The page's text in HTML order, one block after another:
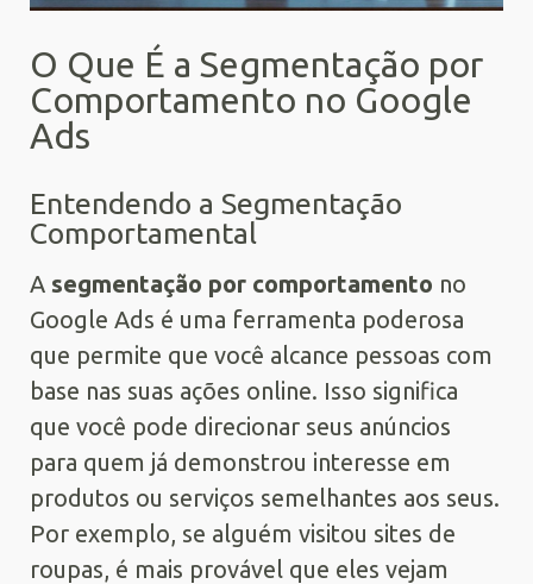
O Que É a Segmentação por
Comportamento no Google
Ads
Entendendo a Segmentação
Comportamental
A segmentação por comportamento no
Google Ads é uma ferramenta poderosa
que permite que você alcance pessoas com
base nas suas ações online. Isso significa
que você pode direcionar seus anúncios
para quem já demonstrou interesse em
produtos ou serviços semelhantes aos seus.
Por exemplo, se alguém visitou sites de
roupas, é mais provável que eles vejam